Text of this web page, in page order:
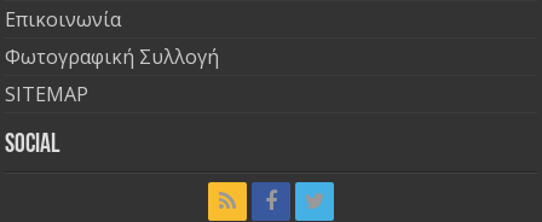
Επικοινωνία
Φωτογραφική Συλλογή
SITEMAP
Social